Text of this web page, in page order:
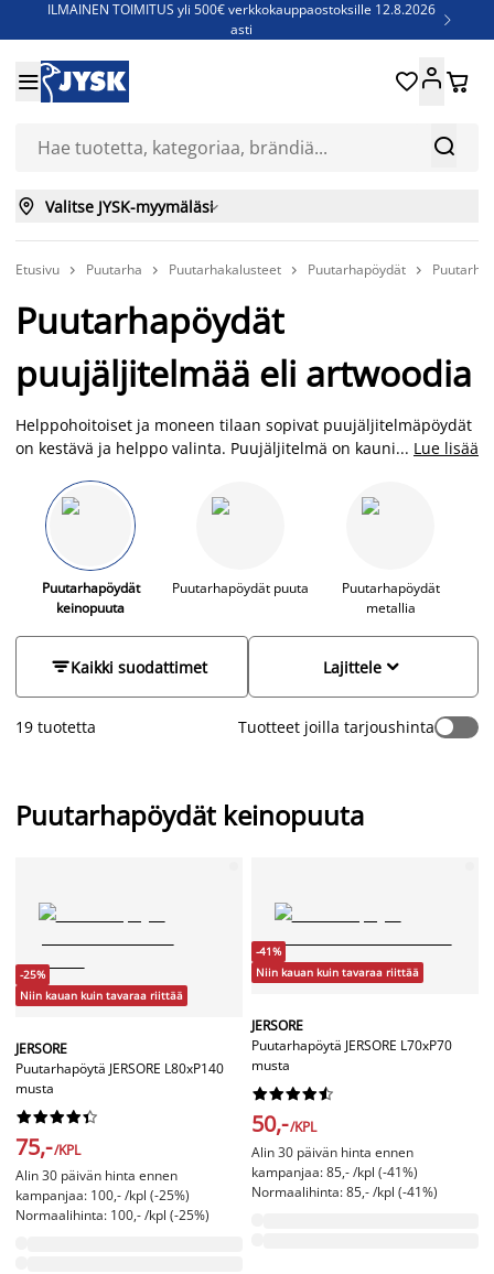
ILMAINEN TOIMITUS yli 500€ verkkokauppaostoksille 12.8.2026
asti

Jenkkisänkyjä - Säästä jopa 60%


 
 Valitse JYSK-myymäläsi
Etusivu  Puutarha  Puutarhakalusteet  Puutarhapöydät 
Puutarhapöydät
puujäljitelmää eli artwoodia
Helppohoitoiset ja moneen tilaan sopivat puujäljitelmäpöydät
on kestävä ja helppo valinta. Puujäljitelmä on kaunis ja
kestävä ja tyylikäs. Puujäljitelmästä valmistetut
puutarhapöydät löydät JYSKistä huippuedullisesti!
... Lue lisää
Puutarhapöydät
keinopuuta
Puutarhapöydät puuta
Puutarhapöydät
metallia
Kaikki suodattimet 
Lajittele
19 tuotetta Tuotteet joilla tarjoushinta
Puutarhapöydät keinopuuta
-25%
Niin kauan kuin tavaraa riittää
JERSORE
Puutarhapöytä JERSORE L80xP140
musta






75,-/KPL
Alin 30 päivän hinta ennen
kampanjaa: 100,- /kpl (-25%)
Normaalihinta: 100,- /kpl (-25%)
-41%
Niin kauan kuin tavaraa riittää
JERSORE
Puutarhapöytä JERSORE L70xP70
musta






50,-/KPL
Alin 30 päivän hinta ennen
kampanjaa: 85,- /kpl (-41%)
Normaalihinta: 85,- /kpl (-41%)